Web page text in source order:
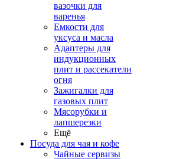
вазочки для
варенья
Емкости для
уксуса и масла
Адаптеры для
индукционных
плит и рассекатели
огня
Зажигалки для
газовых плит
Мясорубки и
лапшерезки
Ещё
Посуда для чая и кофе
Чайные сервизы